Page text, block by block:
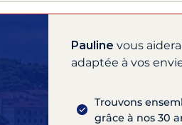
Pauline vous
adaptée à vos
Trouvons
grâce à nos 30